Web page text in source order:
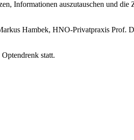
Informationen auszutauschen und die
Hambek, HNO-Privatpraxis Prof.
statt.